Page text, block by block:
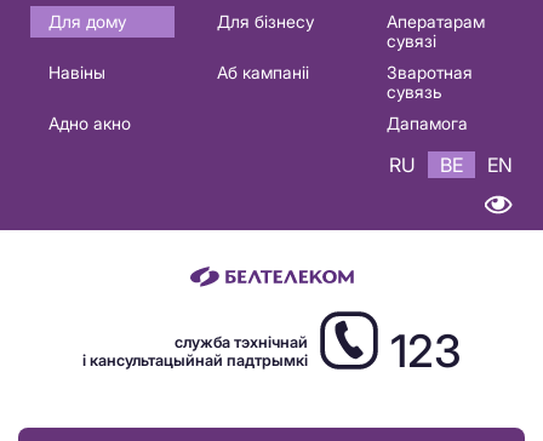
Основная
навигация
Для дому Для бізнесу
Аператарам
сувязі
Навіны
Аб кампаніі
Зваротная
сувязь
Адно акно
Дапамога
RU BE EN
служба тэхнічнай
і кансультацыйнай падтрымкі
123